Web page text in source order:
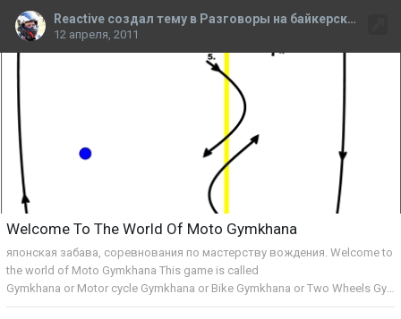
Reactive создал тему в Разговоры на байкерские темы
12 апреля, 2011
Welcome To The World Of Moto Gymkhana
японская забава, соревнования по мастерству вождения. Welcome to
the world of Moto Gymkhana This game is called
Gymkhana or Motor cycle Gymkhana or Bike Gymkhana or Two Wheels Gymkhana. (motor cycle slalom) часть1 http://www.youtube.com/watch?v=KFEh59GVMnQ часть2 http://www.youtube.com/watch?v=lamyXirxQqo часть3 http://www.youtube.com/watch?v=sal4fZxfeX8 по остальному Жужль в помощь. а вот ещё стоящая вещь оттуда, не добавил в прошлый раз http://www.youtube.com/watch?v=9twUAi1Q4o0...feature=re